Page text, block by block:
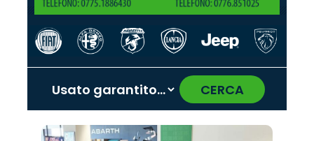
CERCA
‹ ›